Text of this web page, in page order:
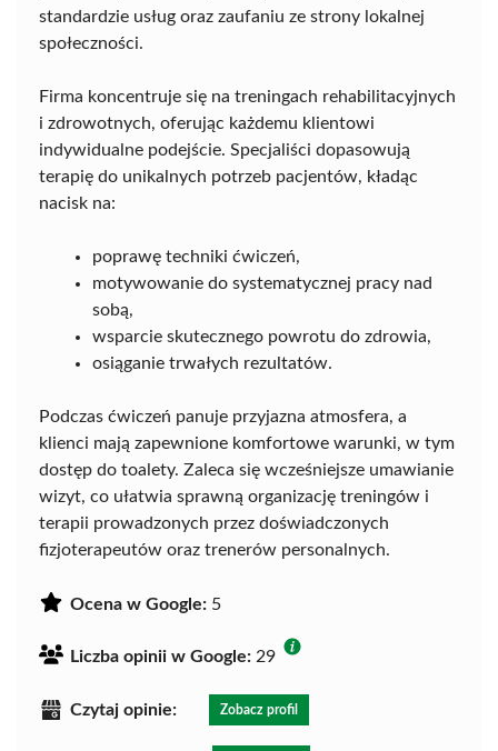
standardzie usług oraz zaufaniu ze strony lokalnej
społeczności.
Firma koncentruje się na treningach rehabilitacyjnych
i zdrowotnych, oferując każdemu klientowi
indywidualne podejście. Specjaliści dopasowują
terapię do unikalnych potrzeb pacjentów, kładąc
nacisk na:
poprawę techniki ćwiczeń,
motywowanie do systematycznej pracy nad
sobą,
wsparcie skutecznego powrotu do zdrowia,
osiąganie trwałych rezultatów.
Podczas ćwiczeń panuje przyjazna atmosfera, a
klienci mają zapewnione komfortowe warunki, w tym
dostęp do toalety. Zaleca się wcześniejsze umawianie
wizyt, co ułatwia sprawną organizację treningów i
terapii prowadzonych przez doświadczonych
fizjoterapeutów oraz trenerów personalnych.
Ocena w Google: 5
Liczba opinii w Google: 29
Czytaj opinie: Zobacz profil